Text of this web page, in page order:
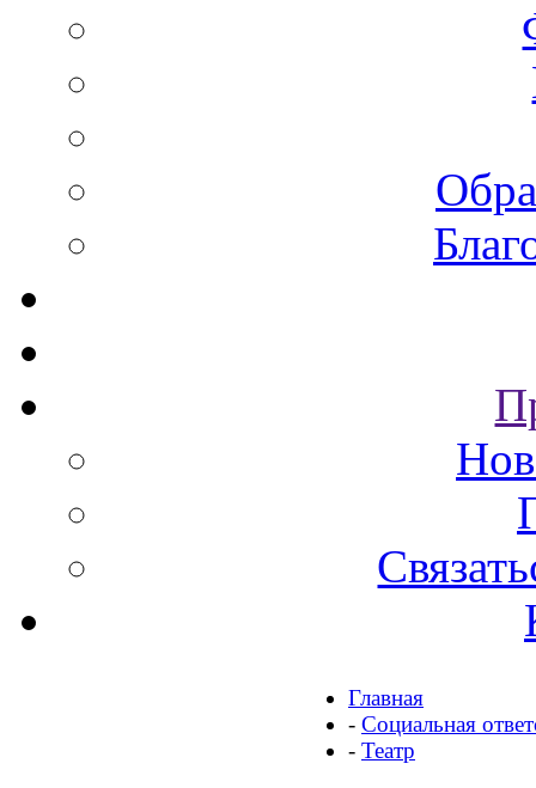
Главная
- Социальная
- Театр